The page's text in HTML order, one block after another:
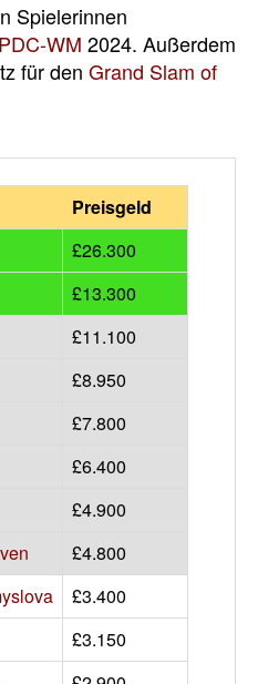
Spielerinnen
PDC-WM 2024. Außerdem
für den Grand Slam of
Preisgeld
£26.300
£13.300
£11.100
£8.950
£7.800
£6.400
£4.900
£4.800
£3.400
£3.150